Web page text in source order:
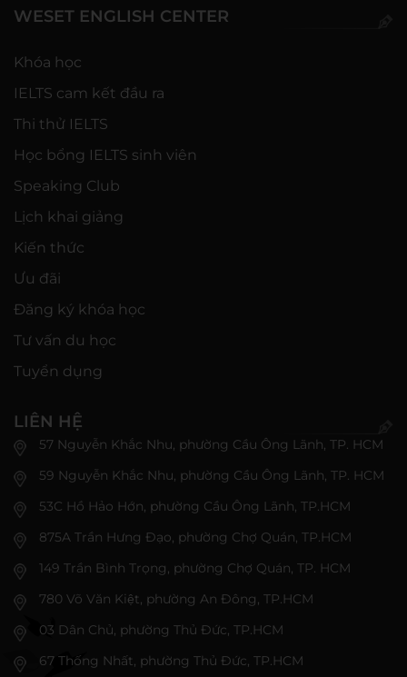
WESET ENGLISH CENTER
Khóa học
IELTS cam kết đầu ra
Thi thử IELTS
Học bổng IELTS sinh viên
Speaking Club
Lịch khai giảng
Kiến thức
Ưu đãi
Đăng ký khóa học
Tư vấn du học
Tuyển dụng
LIÊN HỆ
57 Nguyễn Khắc Nhu, phường Cầu Ông Lãnh, TP. HCM
59 Nguyễn Khắc Nhu, phường Cầu Ông Lãnh, TP. HCM
53C Hồ Hảo Hớn, phường Cầu Ông Lãnh, TP.HCM
875A Trần Hưng Đạo, phường Chợ Quán, TP.HCM
149 Trần Bình Trọng, phường Chợ Quán, TP. HCM
780 Võ Văn Kiệt, phường An Đông, TP.HCM
03 Dân Chủ, phường Thủ Đức, TP.HCM
67 Thống Nhất, phường Thủ Đức, TP.HCM